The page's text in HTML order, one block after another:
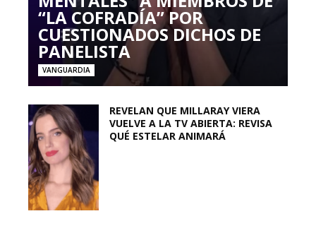
“LA COFRADÍA” POR
CUESTIONADOS DICHOS DE
PANELISTA
VANGUARDIA
REVELAN QUE MILLARAY VIERA
VUELVE A LA TV ABIERTA: REVISA
QUÉ ESTELAR ANIMARÁ